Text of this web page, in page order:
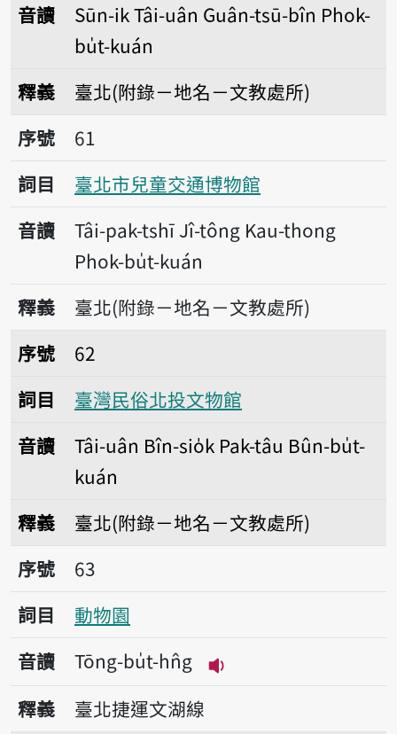
音讀
Sūn-ik Tâi-uân Guân-tsū-bîn Phok-
bu̍t-kuán
釋義
臺北(附錄－地名－文教處所)
序號61臺北市兒童交通博物館
序號
61
詞目
臺北市兒童交通博物館
音讀
Tâi-pak-tshī Jî-tông Kau-thong
Phok-bu̍t-kuán
釋義
臺北(附錄－地名－文教處所)
序號62臺灣民俗北投文物館
序號
62
詞目
臺灣民俗北投文物館
音讀
Tâi-uân Bîn-sio̍k Pak-tâu Bûn-bu̍t-
kuán
釋義
臺北(附錄－地名－文教處所)
序號63動物園
序號
63
詞目
動物園
音讀
Tōng-bu̍t-hn̂g
播放音讀Tōng-bu̍t-
釋義
臺北捷運文湖線